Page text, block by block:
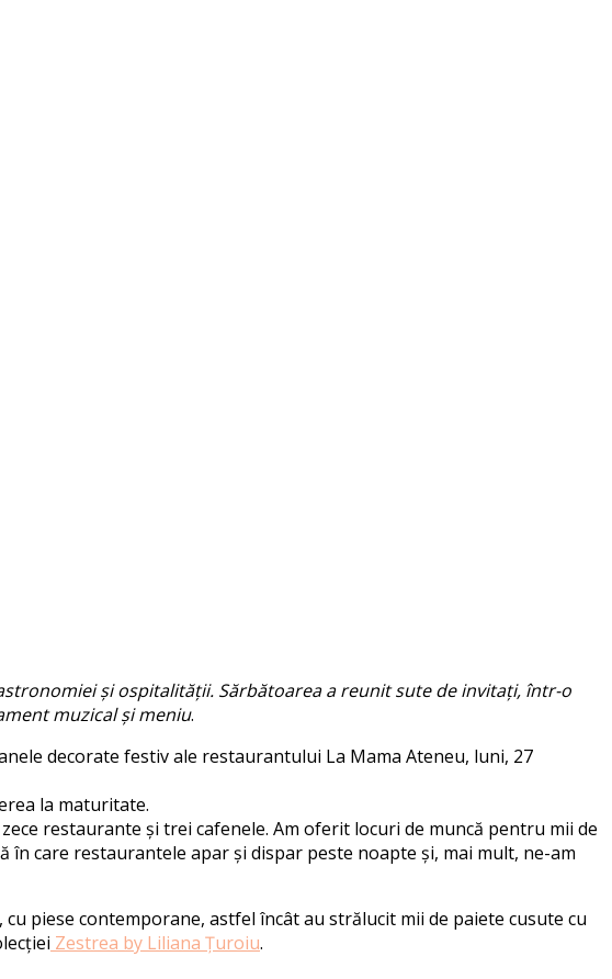
și ospitalității. Sărbătoarea a reunit sute de invitați, într-o
muzical și meniu.
decorate festiv ale restaurantului La Mama Ateneu, luni, 27
la maturitate.
restaurante și trei cafenele. Am oferit locuri de muncă pentru mii de
care restaurantele apar și dispar peste noapte și, mai mult, ne-am
piese contemporane, astfel încât au strălucit mii de paiete cusute cu
Zestrea by Liliana Țuroiu.